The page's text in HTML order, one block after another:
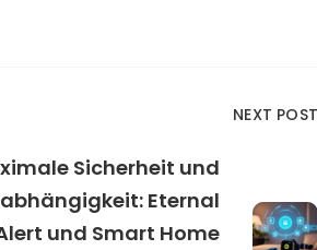
NEXT POST
Sicherheit und
Eternal
und Smart Home